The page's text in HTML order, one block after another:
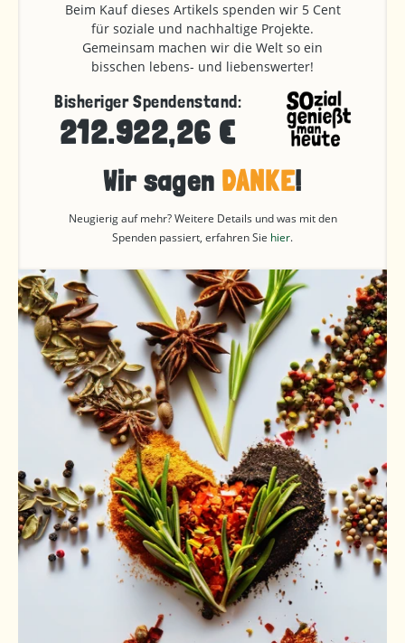
Beim Kauf dieses Artikels spenden wir 5 Cent
für soziale und nachhaltige Projekte.
Gemeinsam machen wir die Welt so ein
bisschen lebens- und liebenswerter!
Bisheriger Spendenstand:
212.922,26 €
Wir sagen DANKE!
Neugierig auf mehr? Weitere Details und was mit den
Spenden passiert, erfahren Sie hier.